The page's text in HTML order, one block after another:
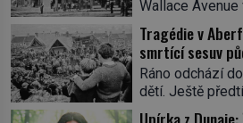
v dávných
Dračí
místem, nebo
příroda
Wallace
nenápadná
nápis ani
místní
sklepa. Právě
vrah H. H.
Tragédie v
smrtící sesuv
Ráno odchází
dětí. Ještě
podivným
Upírka z